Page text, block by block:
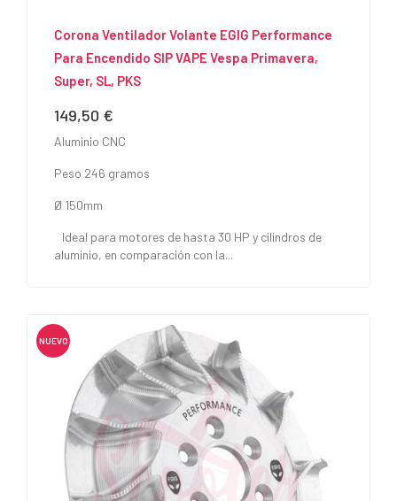
Corona Ventilador Volante EGIG Performance
Para Encendido SIP VAPE Vespa Primavera,
Super, SL, PKS
Precio
149,50 €
Aluminio CNC
Peso 246 gramos
Ø 150mm
Ideal para motores de hasta 30 HP y cilindros de
aluminio, en comparación con la...
NUEVO